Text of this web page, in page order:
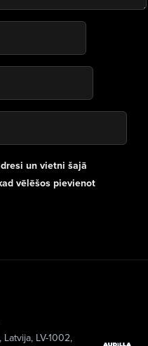
un vietni šajā
vēlēšos pievienot
LV-1002,